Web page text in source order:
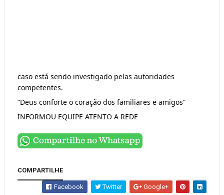
caso está sendo investigado pelas autoridades
competentes.
“Deus conforte o coração dos familiares e amigos”
INFORMOU EQUIPE ATENTO A REDE
COMPARTILHE
Facebook Twitter Google+